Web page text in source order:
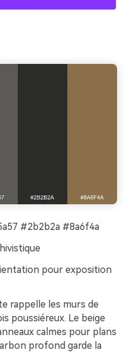
#2b2b2a #8a6f4a
pour exposition
rappelle les murs de
poussiéreux. Le beige
calmes pour plans
profond garde la